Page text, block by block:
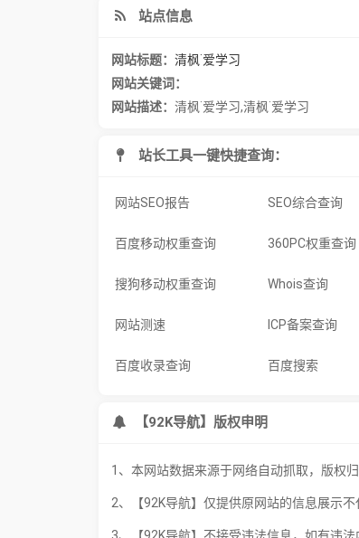
站点信息
网站标题： 清枫˙爱学习
网站关键词：
网站描述： 清枫˙爱学习,清枫˙爱学习
站长工具一键快捷查询：
网站SEO报告 SEO综合查询
百度移动权重查询 360PC权重查询
搜狗移动权重查询 Whois查询
网站测速 ICP备案查询
百度收录查询 百度搜索
【92K导航】版权申明
1、本网站数据来源于网络自动抓取，版权归
2、【92K导航】仅提供原网站的信息展示